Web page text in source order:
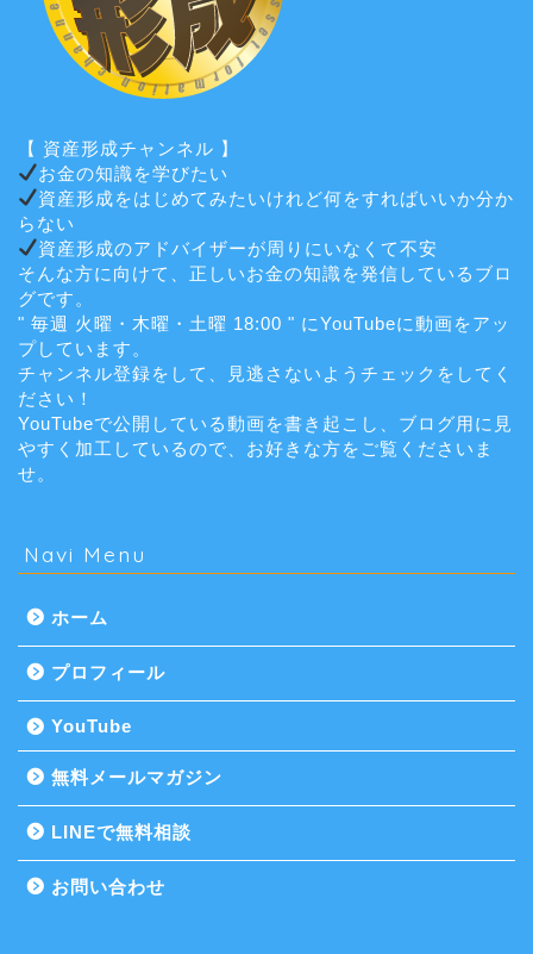
【 資産形成チャンネル 】
お金の知識を学びたい
資産形成をはじめてみたいけれど何をすればいいか分か
らない
資産形成のアドバイザーが周りにいなくて不安
そんな方に向けて、正しいお金の知識を発信しているブロ
グです。
" 毎週 火曜・木曜・土曜 18:00 " にYouTubeに動画をアッ
プしています。
チャンネル登録をして、見逃さないようチェックをしてく
ださい！
YouTubeで公開している動画を書き起こし、ブログ用に見
やすく加工しているので、お好きな方をご覧くださいま
せ。
Navi Menu
ホーム
プロフィール
YouTube
無料メールマガジン
LINEで無料相談
お問い合わせ